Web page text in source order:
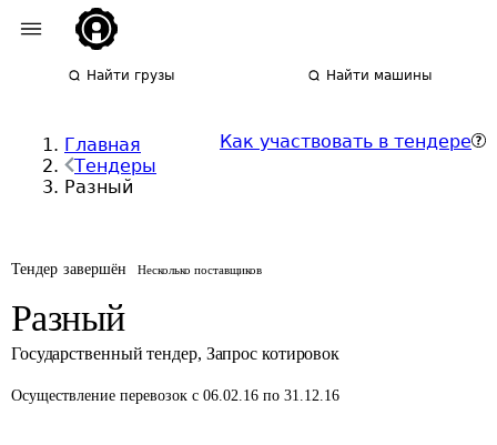
Найти грузы Найти машины
Главная
Тендеры
Разный
Как участвовать в тендере
Тендер завершён Несколько поставщиков
Разный
Государственный тендер, Запрос котировок
Осуществление перевозок с 06.02.16 по 31.12.16